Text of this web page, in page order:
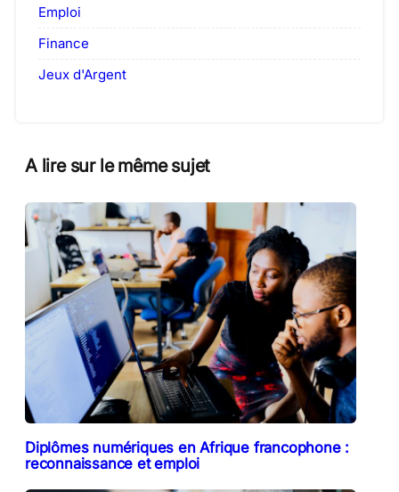
Emploi
Finance
Jeux d'Argent
A lire sur le même sujet
Diplômes numériques en Afrique francophone :
reconnaissance et emploi